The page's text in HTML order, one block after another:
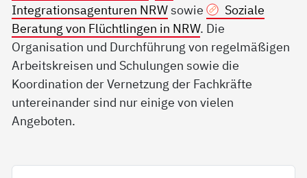
Integrationsagenturen NRWsowie
Soziale
Beratung von Flüchtlingen in NRW. Die
Organisation und Durchführung von regelmäßigen
Arbeitskreisen und Schulungen sowie die
Koordination der Vernetzung der Fachkräfte
untereinander sind nur einige von vielen
Angeboten.